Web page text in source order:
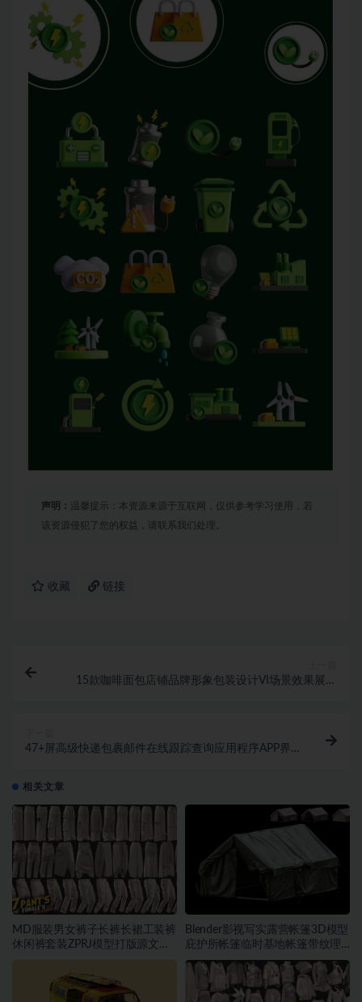
声明： 温馨提示：本资源来源于互联网，仅供参考学习使用，若
该资源侵犯了您的权益，请联系我们处理。
收藏 链接
15款咖啡面包店铺品牌形象包装设计VI场景效果展示
47+屏高级快递包裹邮件在线跟踪查询应用程序APP界
相关文章
MD服装男女裤子长裤长裙工装裤
休闲裤套装ZPRJ模型打版源文件
Blender影视写实露营帐篷3D模型
庇护所帐篷临时基地帐篷带纹理
贴图